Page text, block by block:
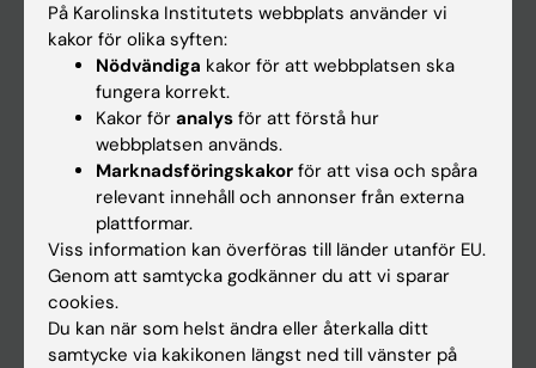
På gång
Nyheter
Kalender
Schema
Studentmejlen
Kurs- och programwebbar
På Karolinska Institutets webbplats använder vi
kakor för olika syften:
Nödvändiga kakor för att webbplatsen ska
fungera korrekt.
Kakor för analys för att förstå hur
webbplatsen används.
Marknadsföringskakor för att visa och spåra
relevant innehåll och annonser från externa
plattformar.
Viss information kan överföras till länder utanför EU.
Genom att samtycka godkänner du att vi sparar
cookies.
Du kan när som helst ändra eller återkalla ditt
samtycke via kakikonen längst ned till vänster på